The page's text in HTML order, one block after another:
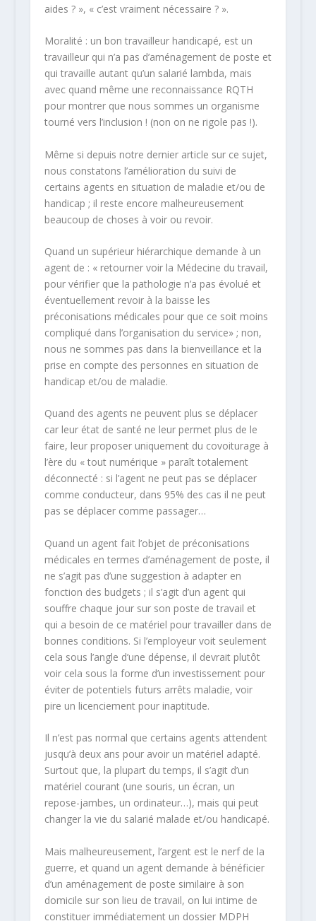
aides ? », « c’est vraiment nécessaire ? ».
Moralité : un bon travailleur handicapé, est un
travailleur qui n’a pas d’aménagement de poste et
qui travaille autant qu’un salarié lambda, mais
avec quand même une reconnaissance RQTH
pour montrer que nous sommes un organisme
tourné vers l’inclusion ! (non on ne rigole pas !).
Même si depuis notre dernier article sur ce sujet,
nous constatons l’amélioration du suivi de
certains agents en situation de maladie et/ou de
handicap ; il reste encore malheureusement
beaucoup de choses à voir ou revoir.
Quand un supérieur hiérarchique demande à un
agent de : « retourner voir la Médecine du travail,
pour vérifier que la pathologie n’a pas évolué et
éventuellement revoir à la baisse les
préconisations médicales pour que ce soit moins
compliqué dans l’organisation du service» ; non,
nous ne sommes pas dans la bienveillance et la
prise en compte des personnes en situation de
handicap et/ou de maladie.
Quand des agents ne peuvent plus se déplacer
car leur état de santé ne leur permet plus de le
faire, leur proposer uniquement du covoiturage à
l’ère du « tout numérique » paraît totalement
déconnecté : si l’agent ne peut pas se déplacer
comme conducteur, dans 95% des cas il ne peut
pas se déplacer comme passager…
Quand un agent fait l’objet de préconisations
médicales en termes d’aménagement de poste, il
ne s’agit pas d’une suggestion à adapter en
fonction des budgets ; il s’agit d’un agent qui
souffre chaque jour sur son poste de travail et
qui a besoin de ce matériel pour travailler dans de
bonnes conditions. Si l’employeur voit seulement
cela sous l’angle d’une dépense, il devrait plutôt
voir cela sous la forme d’un investissement pour
éviter de potentiels futurs arrêts maladie, voir
pire un licenciement pour inaptitude.
Il n’est pas normal que certains agents attendent
jusqu’à deux ans pour avoir un matériel adapté.
Surtout que, la plupart du temps, il s’agit d’un
matériel courant (une souris, un écran, un
repose-jambes, un ordinateur…), mais qui peut
changer la vie du salarié malade et/ou handicapé.
Mais malheureusement, l’argent est le nerf de la
guerre, et quand un agent demande à bénéficier
d’un aménagement de poste similaire à son
domicile sur son lieu de travail, on lui intime de
constituer immédiatement un dossier MDPH